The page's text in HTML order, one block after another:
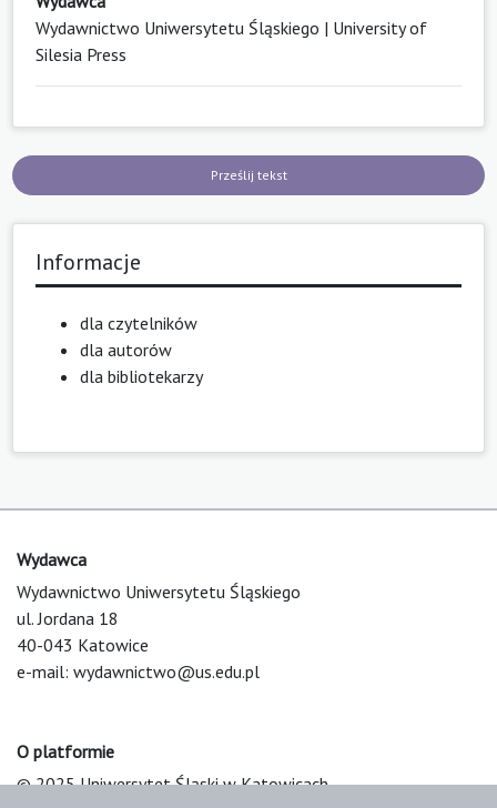
Wydawnictwo Uniwersytetu Śląskiego | University of
Silesia Press
Prześlij tekst
Informacje
dla czytelników
dla autorów
dla bibliotekarzy
Wydawca
Wydawnictwo Uniwersytetu Śląskiego
ul. Jordana 18
40-043 Katowice
e-mail: wydawnictwo@us.edu.pl
O platformie
© 2025 Uniwersytet Śląski w Katowicach